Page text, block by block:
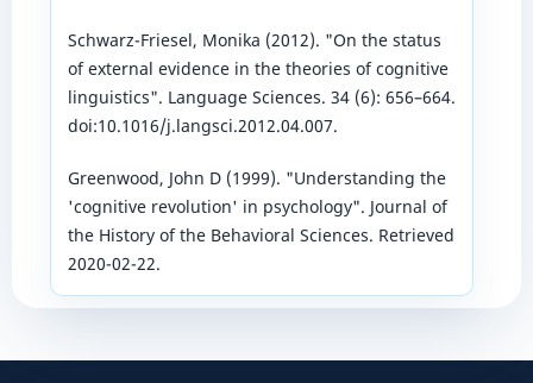
Schwarz-Friesel, Monika (2012). "On the status
of external evidence in the theories of cognitive
linguistics". Language Sciences. 34 (6): 656–664.
doi:10.1016/j.langsci.2012.04.007.
Greenwood, John D (1999). "Understanding the
'cognitive revolution' in psychology". Journal of
the History of the Behavioral Sciences. Retrieved
2020-02-22.